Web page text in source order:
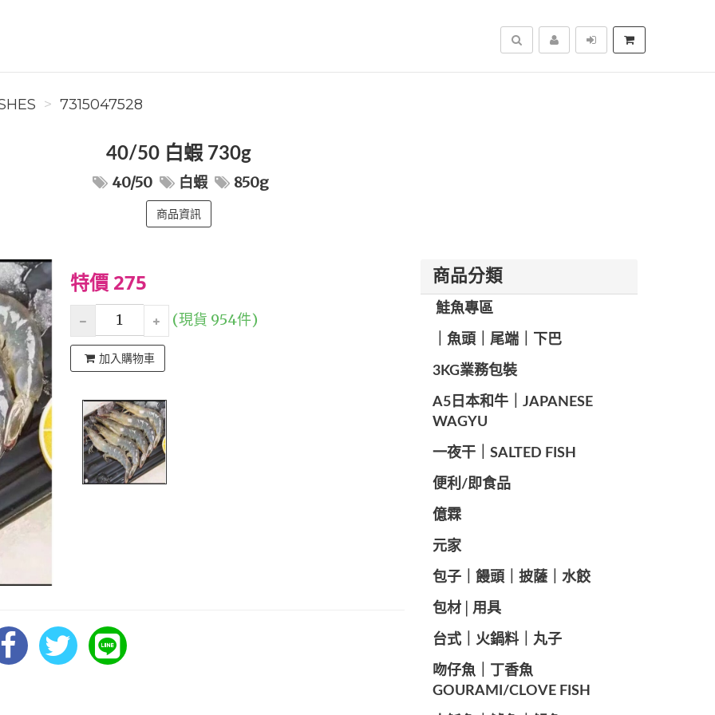
搜尋
7315047528
40/50 白蝦 730g
40/50 白蝦 850g
商品資訊
特價 275
(現貨 954件)
加入購物車
商品分類
️ 鮭魚專區
️｜魚頭｜尾端｜下巴
️3KG業務包裝
A5日本和牛｜JAPANESE
WAGYU
️一夜干｜SALTED FISH
便利/即食品
億霖
元家
️包子｜饅頭｜披薩｜水餃
包材│用具
️台式｜火鍋料｜丸子
️吻仔魚｜丁香魚
GOURAMI/CLOVE FISH